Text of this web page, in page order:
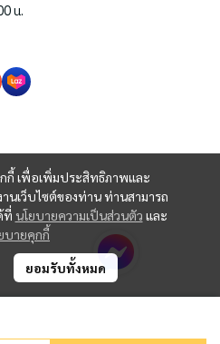
กี้ เพื่อเพิ่มประสิทธิภาพและ
นเว็บไซต์ของท่าน ท่านสามารถ
ที่ นโยบายความเป็นส่วนตัว และ
บายคุกกี้
ยอมรับทั้งหมด
น.